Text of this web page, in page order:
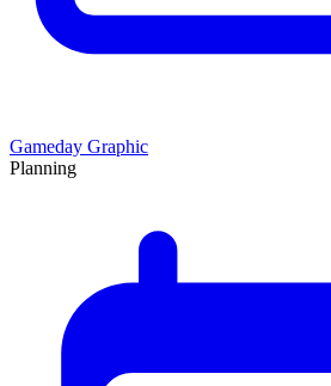
Gameday Graphic
Planning